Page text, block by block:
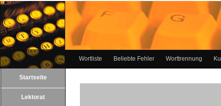
Wortliste Beliebte Fehler Worttrennung
Startseite
Lektorat